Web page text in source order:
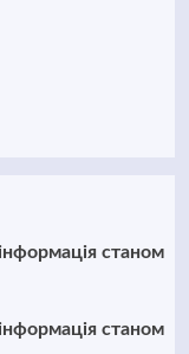
станом
станом